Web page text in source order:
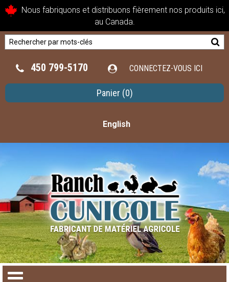
Nous fabriquons et distribuons fièrement nos produits ici,
au Canada.
450 799-5170 CONNECTEZ-VOUS ICI
Panier (0)
English